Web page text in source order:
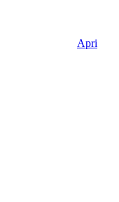
Apri